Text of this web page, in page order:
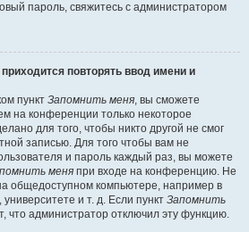
пароль, свяжитесь с администратором
повторять ввод имени и
пункт Запомнить меня, вы сможете
на конференции только некоторое
для того, чтобы никто другой не смог
записью. Для того чтобы вам не
и пароль каждый раз, вы можете
меня при входе на конференцию. Не
общедоступном компьютере, например в
и т. д. Если пункт Запомнить
что администратор отключил эту функцию.